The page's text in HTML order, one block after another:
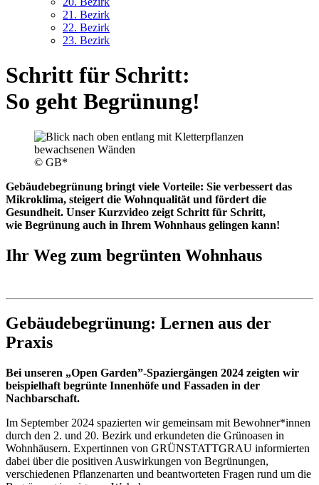
21. Bezirk
22. Bezirk
23. Bezirk
Schritt für Schritt:
So geht Begrünung!
© GB*
Gebäudebegrünung bringt viele Vorteile: Sie verbessert das
Mikroklima, steigert die Wohnqualität und fördert die
Gesundheit. Unser Kurzvideo zeigt Schritt für Schritt,
wie Begrünung auch in Ihrem Wohnhaus gelingen kann!
Ihr Weg zum begrünten Wohnhaus
Gebäudebegrünung: Lernen aus der
Praxis
Bei unseren „Open Garden”-Spaziergängen 2024 zeigten wir
beispielhaft begrünte Innenhöfe und Fassaden in der
Nachbarschaft.
Im September 2024 spazierten wir gemeinsam mit Bewohner*innen
durch den 2. und 20. Bezirk und erkundeten die Grünoasen in
Wohnhäusern. Expertinnen von GRÜNSTATTGRAU informierten
dabei über die positiven Auswirkungen von Begrünungen,
verschiedenen Pflanzenarten und beantworteten Fragen rund um die